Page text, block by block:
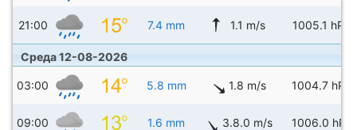
21:00 7.4 mm 1.1 m/s 1005.1 hPa
Среда 12-08-2026
03:00 5.8 mm 1.8 m/s 1004.7 hPa
09:00 1.6 mm 3.8.0 m/s 1006.0 hPa